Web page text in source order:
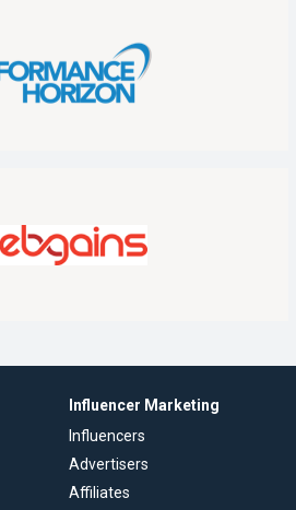
Influencer Marketing
Influencers
Advertisers
Affiliates